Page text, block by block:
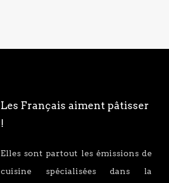
Les Français aiment pâtisser
!
Elles sont partout les émissions de
cuisine spécialisées dans la